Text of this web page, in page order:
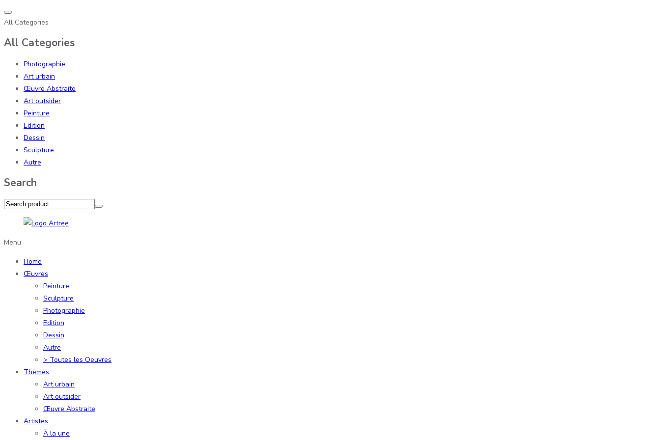
All Categories
All Categories
Photographie
Art urbain
Œuvre Abstraite
Art outsider
Peinture
Edition
Dessin
Sculpture
Autre
Search
Menu
Home
Œuvres
Peinture
Sculpture
Photographie
Edition
Dessin
Autre
> Toutes les Oeuvres
Thèmes
Art urbain
Art outsider
Œuvre Abstraite
Artistes
À la une